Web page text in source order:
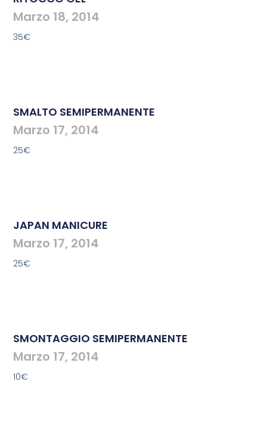
Marzo 18, 2014
35€
SMALTO SEMIPERMANENTE
Marzo 17, 2014
25€
JAPAN MANICURE
Marzo 17, 2014
25€
SMONTAGGIO SEMIPERMANENTE
Marzo 17, 2014
10€